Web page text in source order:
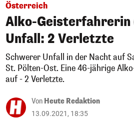
Österreich
Alko-Geisterfahrerin
Unfall: 2 Verletzte
Schwerer Unfall in der Nacht auf
St. Pölten-Ost. Eine 46-jährige
auf - 2 Verletzte.
Von Heute Redaktion
13.09.2021, 18:35